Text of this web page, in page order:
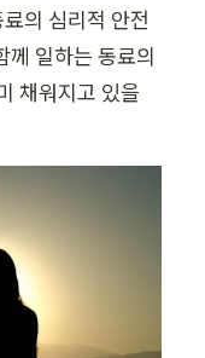
의 심리적 안전
께 일하는 동료의
채워지고 있을